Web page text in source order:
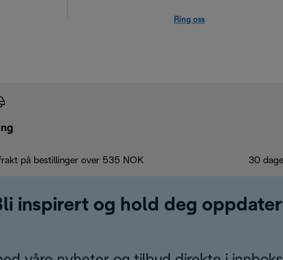
Ring oss
på bestillinger over 535 NOK 30
inspirert og hold deg